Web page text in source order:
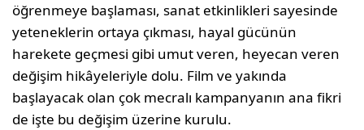
öğrenmeye başlaması, sanat etkinlikleri sayesinde
yeteneklerin ortaya çıkması, hayal gücünün
harekete geçmesi gibi umut veren, heyecan veren
değişim hikâyeleriyle dolu. Film ve yakında
başlayacak olan çok mecralı kampanyanın ana fikri
de işte bu değişim üzerine kurulu.